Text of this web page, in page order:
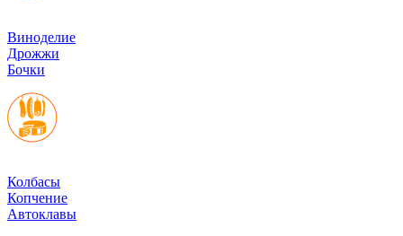
Виноделие
Дрожжи
Бочки
Колбасы
Копчение
Автоклавы